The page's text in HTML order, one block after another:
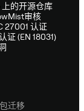
的开源仓库
审核
27001 认证
证 (EN 18031)
迁移